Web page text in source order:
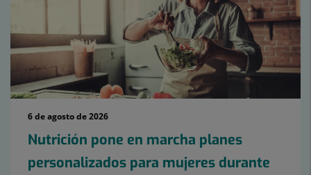
6 de agosto de 2026
Nutrición pone en marcha planes
personalizados para mujeres durante